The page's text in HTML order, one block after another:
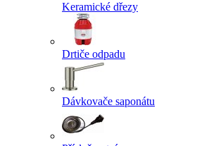
Keramické dřezy
Drtiče odpadu
Dávkovače saponátu